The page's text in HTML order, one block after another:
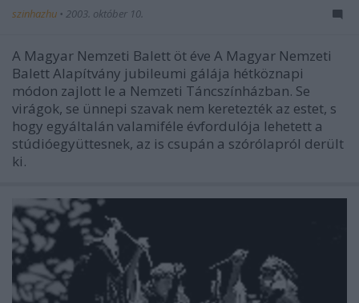
szinhazhu • 2003. október 10.
A Magyar Nemzeti Balett öt éve A Magyar Nemzeti
Balett Alapítvány jubileumi gálája hétköznapi
módon zajlott le a Nemzeti Táncszínházban. Se
virágok, se ünnepi szavak nem keretezték az estet, s
hogy egyáltalán valamiféle évfordulója lehetett a
stúdióegyüttesnek, az is csupán a szórólapról derült
ki.